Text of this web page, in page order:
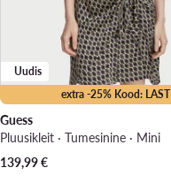
arv:
extra -25% Kood: LAST
Uudis
Guess
Pluusikleit · Tumesinine · Mini
139,99€